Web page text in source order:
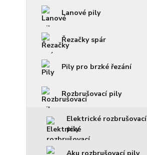
Lanové pily
Řezačky spár
Pily pro brzké řezání
Rozbrušovací pily
Elektrické rozbrušovací
pily